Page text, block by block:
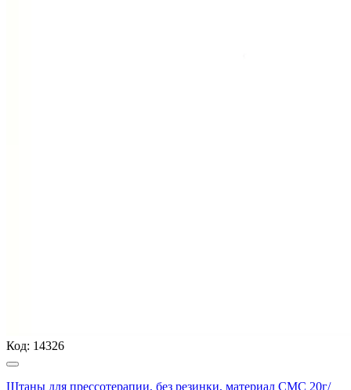
Код: 14326
Штаны для прессотерапии, без резинки, материал СМС 20г/